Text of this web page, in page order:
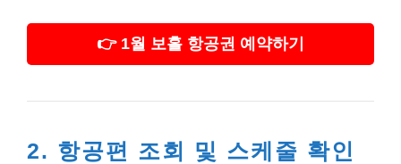
👉 1월 보홀 항공권 예약하기
2. 항공편 조회 및 스케줄 확인